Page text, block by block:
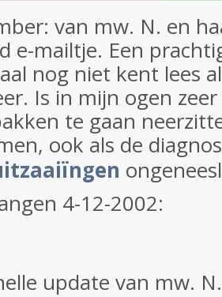
van mw. N. en
e-mailtje. Een
nog niet kent lees
Is in mijn ogen
te gaan
ook als de
4-12-2002:
update van mw.